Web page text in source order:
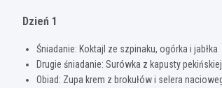
Dzień 1
Śniadanie: Koktajl ze szpinaku, ogórka i jabłka
Drugie śniadanie: Surówka z kapusty
Obiad: Zupa krem z brokułów i selera